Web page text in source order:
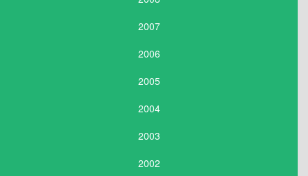
2007
2006
2005
2004
2003
2002